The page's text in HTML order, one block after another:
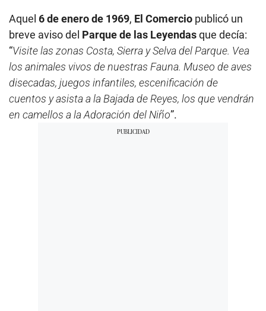
Aquel 6 de enero de 1969, El Comercio publicó un
breve aviso del Parque de las Leyendasque decía:
“Visite las zonas Costa, Sierra y Selva del Parque. Vea
los animales vivos de nuestras Fauna. Museo de aves
disecadas, juegos infantiles, escenificación de
cuentos y asista a la Bajada de Reyes, los que vendrán
en camellos a la Adoración del Niño”.